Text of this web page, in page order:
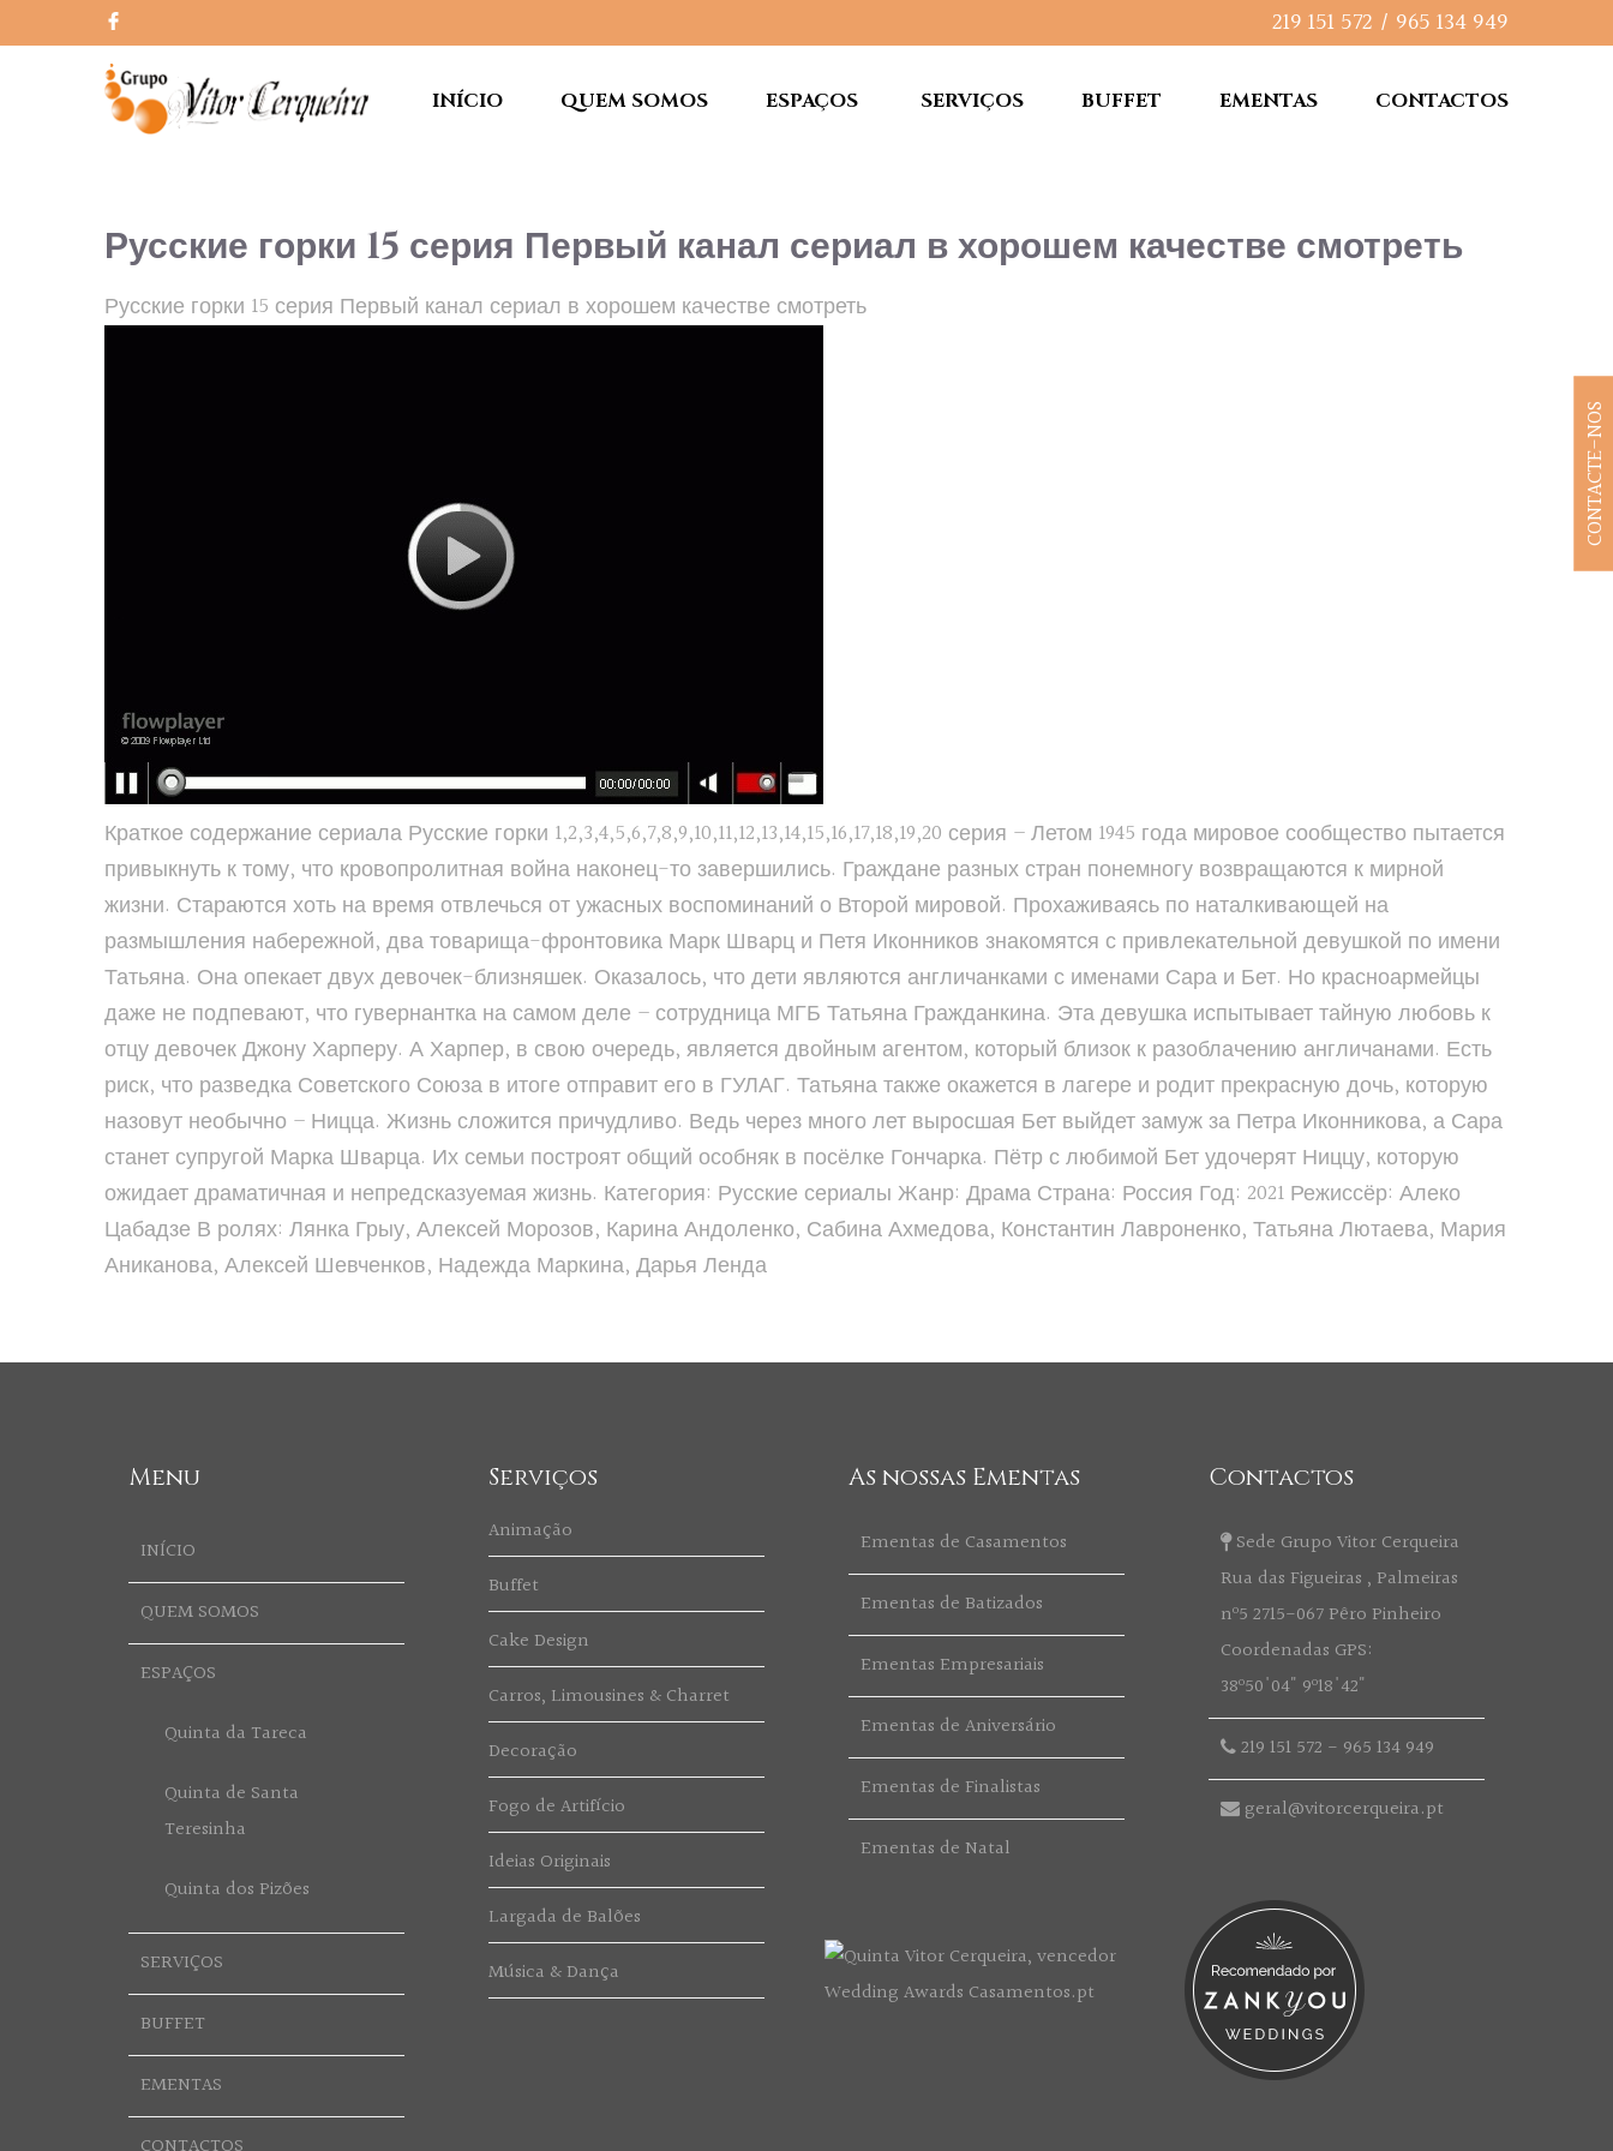
219 151 572 / 965 134 949
INÍCIO QUEM SOMOS ESPAÇOS SERVIÇOS BUFFET EMENTAS CONTACTOS
Русские горки 15 серия Первый канал сериал в хорошем качестве смотреть
Русские горки 15 серия Первый канал сериал в хорошем качестве смотреть
Краткое содержание сериала Русские горки 1,2,3,4,5,6,7,8,9,10,11,12,13,14,15,16,17,18,19,20 серия – Летом 1945 года мировое сообщество пытается
привыкнуть к тому, что кровопролитная война наконец-то завершились. Граждане разных стран понемногу возвращаются к мирной
жизни. Стараются хоть на время отвлечься от ужасных воспоминаний о Второй мировой. Прохаживаясь по наталкивающей на
размышления набережной, два товарища-фронтовика Марк Шварц и Петя Иконников знакомятся с привлекательной девушкой по имени
Татьяна. Она опекает двух девочек-близняшек. Оказалось, что дети являются англичанками с именами Сара и Бет. Но красноармейцы
даже не подпевают, что гувернантка на самом деле – сотрудница МГБ Татьяна Гражданкина. Эта девушка испытывает тайную любовь к
отцу девочек Джону Харперу. А Харпер, в свою очередь, является двойным агентом, который близок к разоблачению англичанами. Есть
риск, что разведка Советского Союза в итоге отправит его в ГУЛАГ. Татьяна также окажется в лагере и родит прекрасную дочь, которую
назовут необычно – Ницца. Жизнь сложится причудливо. Ведь через много лет выросшая Бет выйдет замуж за Петра Иконникова, а Сара
станет супругой Марка Шварца. Их семьи построят общий особняк в посёлке Гончарка. Пётр с любимой Бет удочерят Ниццу, которую
ожидает драматичная и непредсказуемая жизнь. Категория: Русские сериалы Жанр: Драма Страна: Россия Год: 2021 Режиссёр: Алеко
Цабадзе В ролях: Лянка Грыу, Алексей Морозов, Карина Андоленко, Сабина Ахмедова, Константин Лавроненко, Татьяна Лютаева, Мария
Аниканова, Алексей Шевченков, Надежда Маркина, Дарья Ленда
Menu
INÍCIO
QUEM SOMOS
ESPAÇOS
Quinta da Tareca
Quinta de Santa
Teresinha
Quinta dos Pizões
SERVIÇOS
BUFFET
EMENTAS
Serviços
Animação
Buffet
Cake Design
Carros, Limousines & Charret
Decoração
Fogo de Artifício
Ideias Originais
Largada de Balões
Música & Dança
As nossas Ementas
Ementas de Casamentos
Ementas de Batizados
Ementas Empresariais
Ementas de Aniversário
Ementas de Finalistas
Ementas de Natal
Contactos
Sede Grupo Vitor Cerqueira
Rua das Figueiras , Palmeiras
nº5 2715-067 Pêro Pinheiro
Coordenadas GPS:
38º50'04" 9º18'42"
219 151 572 - 965 134 949
geral@vitorcerqueira.pt
CONTACTE-NOS